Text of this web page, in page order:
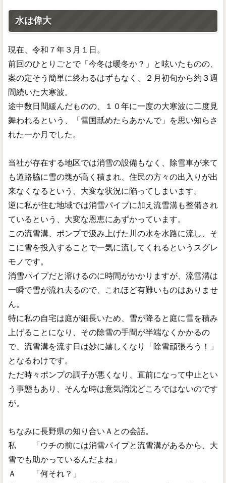
水は偉大
現在、令和７年３月１日。
前回のひとりごとで「今冬は暖冬か？」と呟いたものの、
案の定そう簡単に終わるはずもなく、２月初旬から約３週
間続いた大寒波。
途中数日間緩んだものの、１０年に一度の大寒波に二度見
舞われるという、「雪国舐めたらあかんで」を思い知らさ
れた一か月でした。
当社が存在する地区では消雪の設備もなく、除雪車が来て
も道路脇に雪の塊が高く積まれ、住民の方々の出入りが出
来なくなるという、大変な状況に陥ってしまいます。
逆に私が住む地域では消雪パイプに加え流雪溝も整備され
ているという、大変な恩恵にあずかっています。
この流雪溝、ポンプで汲み上げた川の水を水路に流し、そ
こに雪を投入することで一気に流してくれるというスグレ
モノです。
消雪パイプだと溶けるのに時間がかかりますが、流雪溝は
一瞬で雪が流れ去るので、これほど有難いものはありませ
ん。
特に私の自宅は庭が細長いため、雪が降ると庭に雪を積み
上げることになり、その除雪の手間が半端なくかかるの
で、流雪溝を流す日は妙に嬉しくなり「除雪頑張ろう！」
となるわけです。
ただ時々ポンプの調子が悪くなり、直前になって中止とい
う事態もあり、そんな時は意気消沈どころではないのです
が。
ちなみに長野県の知り合いＡとの会話。
私 「ウチの前には消雪パイプと流雪溝があるから、大
雪でも助かっているんだよね」
Ａ 「何それ？」